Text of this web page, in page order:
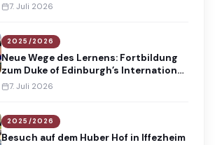
7. Juli 2026
2025/2026
Neue Wege des Lernens: Fortbildung
zum Duke of Edinburgh’s International
Award
7. Juli 2026
2025/2026
Besuch auf dem Huber Hof in Iffezheim